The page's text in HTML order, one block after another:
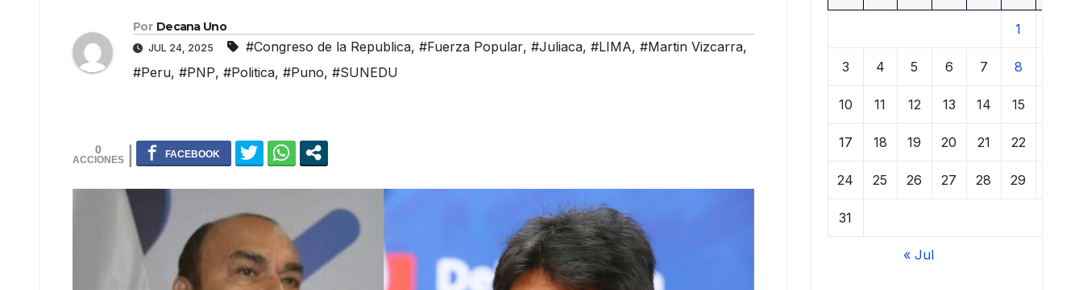
Por Decana Uno
JUL 24, 2025 #Congreso de la Republica, #Fuerza Popular, #Juliaca, #LIMA, #Martin Vizcarra,
#Peru, #PNP, #Politica, #Puno, #SUNEDU
0
1
3 4 5 6 7 8
10 11 12 13 14 15
17 18 19 20 21 22
24 25 26 27 28 29
31
« Jul